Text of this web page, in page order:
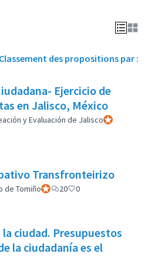
Classement des propositions par :
Ejercicio de
en Jalisco, México
y Evaluación de JaliscoParticipant
Transfronteirizo
de TomiñoParticipant officiel
20 0
ciudad. Presupuestos
la ciudadanía es el